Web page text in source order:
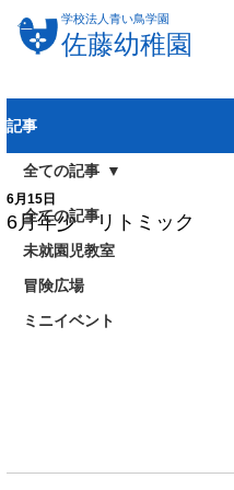
佐藤幼稚園
学校法人青い鳥学園
記事
全ての記事
未就園児教室
冒険広場
ミニイベント
全ての記事
6月年少 リトミック
6月15日